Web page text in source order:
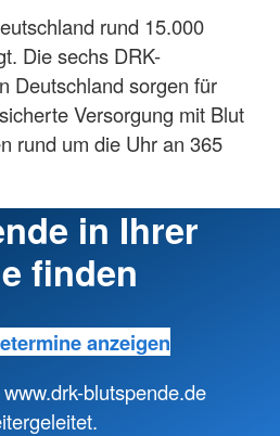
rund 15.000
Die sechs DRK-
Deutschland sorgen für
Versorgung mit Blut
rund um die Uhr an 365
in Ihrer
finden
anzeigen
blutspende.de